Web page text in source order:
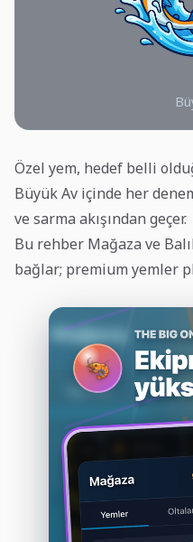
Özel yem, hedef belli
Büyük Av içinde her
ve sarma akışından geçer.
Bu rehber Mağaza ve
bağlar; premium yemler